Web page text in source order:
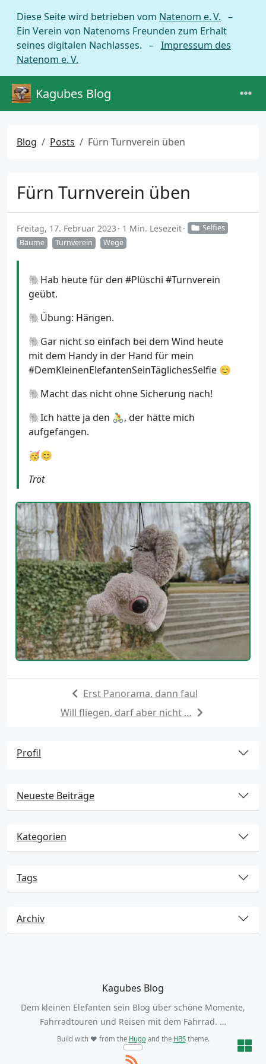
Diese Seite wird betrieben vom Natenom e. V. –
Ein Verein von Natenoms Freunden zum Erhalt
seines digitalen Nachlasses. – Impressum des
Natenom e. V.
Kagubes Blog
Blog Posts Fürn Turnverein üben
Fürn Turnverein üben
Freitag, 17. Februar 2023 1 Min. Lesezeit
Selfies
Bäume
Turnverein Wege
🐘Hab heute für den #Plüschi #Turnverein
geübt.
🐘Übung: Hängen.
🐘Gar nicht so einfach bei dem Wind heute
mit dem Handy in der Hand für mein
#DemKleinenElefantenSeinTäglichesSelfie 😊
🐘Macht das nicht ohne Sicherung nach!
🐘Ich hatte ja den 🚴, der hätte mich
aufgefangen.
🥳😊
Tröt
Erst Panorama, dann faul
Will fliegen, darf aber nicht …
Profil
Neueste Beiträge
Kategorien
Tags
Archiv
Kagubes Blog
Dem kleinen Elefanten sein Blog über schöne Momente,
Fahrradtouren und Reisen mit dem Fahrrad. …
Build with ❤️ from the Hugoand the HBStheme.